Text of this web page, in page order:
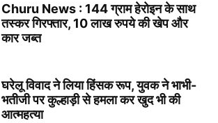
Churu News : 144 ग्राम हेरोइन के साथ
तस्कर गिरफ्तार, 10 लाख रुपये की खेप और
कार जब्त
घरेलू विवाद ने लिया हिंसक रूप, युवक ने भाभी-
भतीजी पर कुल्हाड़ी से हमला कर खुद भी की
आत्महत्या